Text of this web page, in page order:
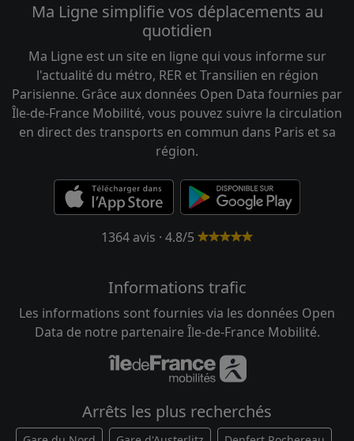
Ma Ligne simplifie vos déplacements au
quotidien
Ma Ligne est un site en ligne qui vous informe sur
l'actualité du métro, RER et Transilien en région
Parisienne. Grâce aux données Open Data fournies par
Île-de-France Mobilité, vous pouvez suivre la circulation
en direct des transports en commun dans Paris et sa
région.
1364 avis · 4.8/5
Informations trafic
Les informations sont fournies via les données Open
Data de notre partenaire Île-de-France Mobilité.
Arrêts les plus recherchés